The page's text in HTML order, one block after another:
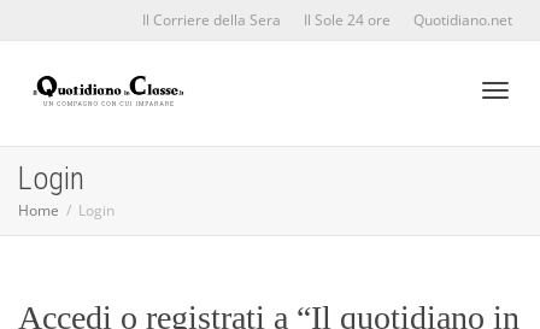
Il Corriere della Sera Il Sole 24 ore Quotidiano.net
Login
Home Login
Accedi o registrati a “Il quotidiano in